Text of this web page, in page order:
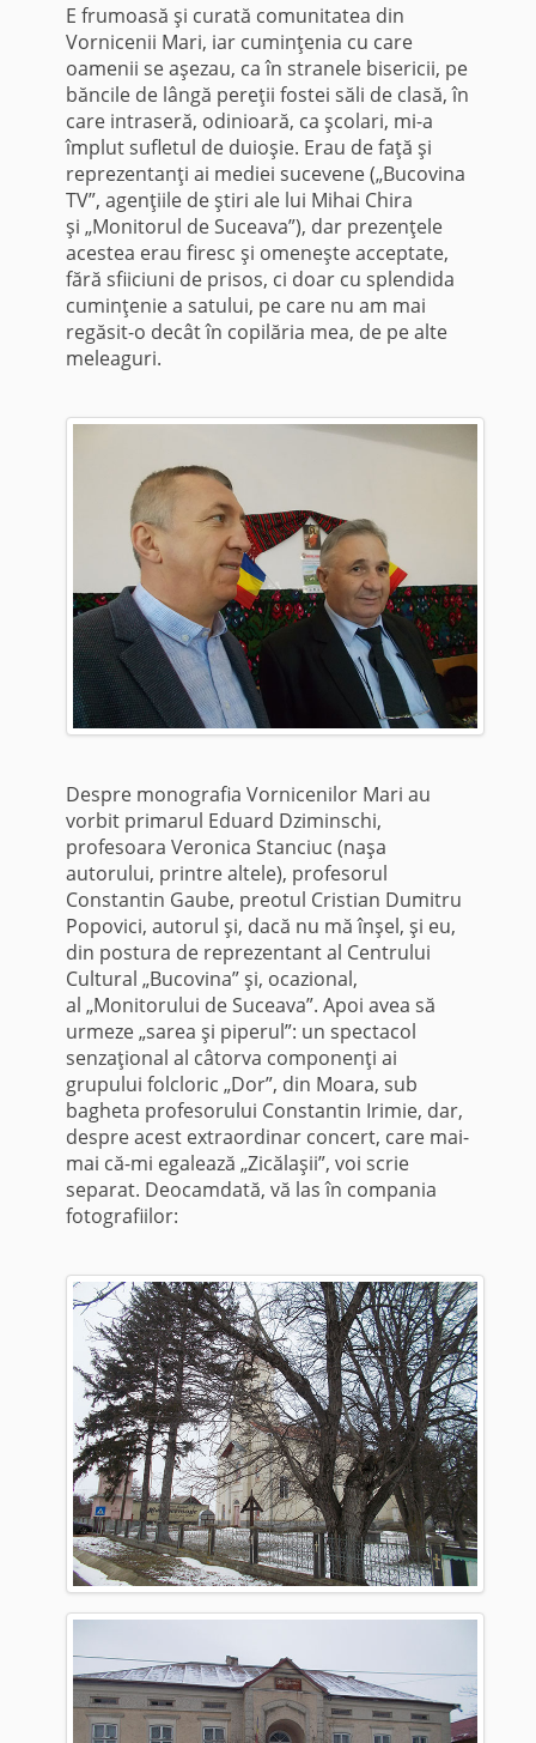
E frumoasă şi curată comunitatea din
Vornicenii Mari, iar cuminţenia cu care
oamenii se aşezau, ca în stranele bisericii, pe
băncile de lângă pereţii fostei săli de clasă, în
care intraseră, odinioară, ca şcolari, mi-a
împlut sufletul de duioşie. Erau de faţă şi
reprezentanţi ai mediei sucevene („Bucovina
TV”, agenţiile de ştiri ale lui Mihai Chira
şi „Monitorul de Suceava”), dar prezenţele
acestea erau firesc şi omeneşte acceptate,
fără sfiiciuni de prisos, ci doar cu splendida
cuminţenie a satului, pe care nu am mai
regăsit-o decât în copilăria mea, de pe alte
meleaguri.
Despre monografia Vornicenilor Mari au
vorbit primarul Eduard Dziminschi,
profesoara Veronica Stanciuc (naşa
autorului, printre altele), profesorul
Constantin Gaube, preotul Cristian Dumitru
Popovici, autorul şi, dacă nu mă înşel, şi eu,
din postura de reprezentant al Centrului
Cultural „Bucovina” şi, ocazional,
al „Monitorului de Suceava”. Apoi avea să
urmeze „sarea şi piperul”: un spectacol
senzaţional al câtorva componenţi ai
grupului folcloric „Dor”, din Moara, sub
bagheta profesorului Constantin Irimie, dar,
despre acest extraordinar concert, care mai-
mai că-mi egalează „Zicălaşii”, voi scrie
separat. Deocamdată, vă las în compania
fotografiilor: